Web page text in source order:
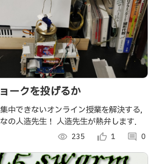
ークを投げるか
中できないオンライン授業を解決する，
の人造先生！ 人造先生が熱弁します．
visibility 235 thumb_up_alt 1 comment 0